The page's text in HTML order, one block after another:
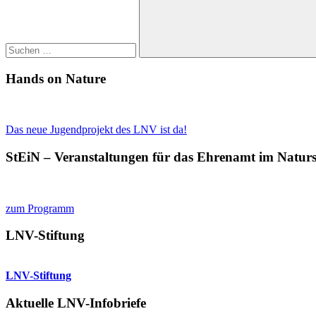
Suchen
Hands on Nature
Das neue Jugendprojekt des LNV ist da!
StEiN – Veranstaltungen für das Ehrenamt im
zum Programm
LNV-Stiftung
LNV-Stiftung
Aktuelle LNV-Infobriefe